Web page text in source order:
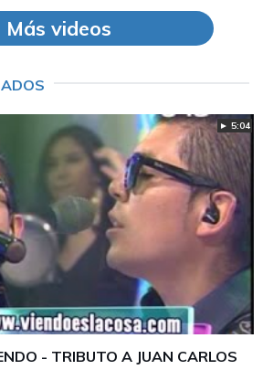
Más videos
► 5:04
- TRIBUTO A JUAN CARLOS